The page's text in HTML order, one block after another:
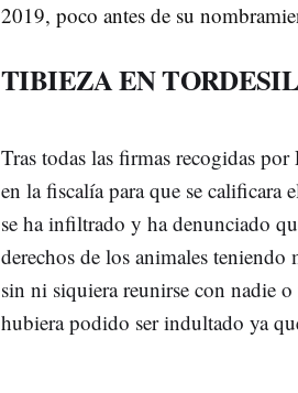
2019, poco antes de su
TIBIEZA EN
Tras todas las firmas recogidas
en la fiscalía para que se
se ha infiltrado y ha denunciado
derechos de los animales
sin ni siquiera reunirse con nadie
hubiera podido ser indultado ya